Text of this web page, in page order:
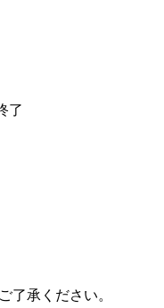
了
了承ください。